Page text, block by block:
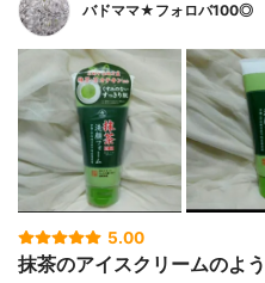
バドママ★フォロバ100◎
5.00
抹茶のアイスクリームのよ